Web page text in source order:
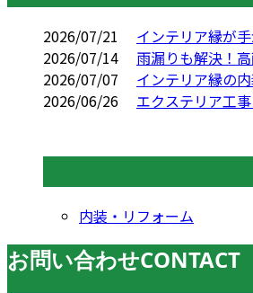
2026/07/21
インテリア縁が
2026/07/14
雨漏りも解決！
2026/07/07
インテリア縁の
2026/06/26
エクステリア工
内装・リフォーム
お問い合わせCONTACT